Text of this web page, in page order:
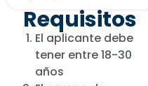
Requisitos
El aplicante debe
tener entre 18-30
años